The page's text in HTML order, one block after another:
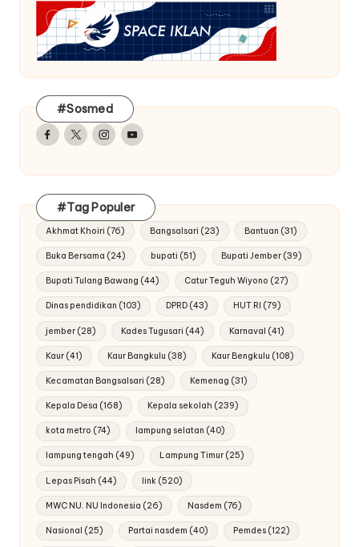
#Sosmed
Facebook
TwitterInstagram
Youtube
#Tag Populer
Akhmat Khoiri (76) Bangsalsari (23) Bantuan (31)
Buka Bersama (24) bupati (51) Bupati Jember(39)
Bupati Tulang Bawang (44) Catur Teguh Wiyono (27)
Dinas pendidikan (103) DPRD(43) HUT RI (79)
jember (28) Kades Tugusari (44) Karnaval (41)
Kaur (41) Kaur Bangkulu (38) Kaur Bengkulu (108)
Kecamatan Bangsalsari (28) Kemenag (31)
Kepala Desa (168) Kepala sekolah (239)
kota metro (74) lampung selatan (40)
lampung tengah (49) Lampung Timur(25)
Lepas Pisah (44) link (520)
MWC NU. NU Indonesia (26) Nasdem (76)
Nasional (25) Partai nasdem (40) Pemdes(122)